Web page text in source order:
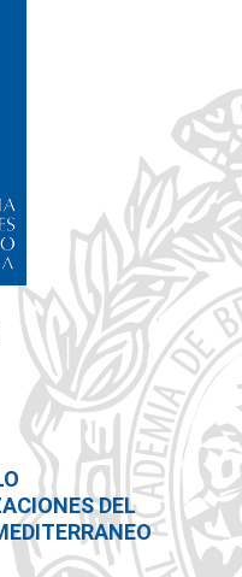
DEL